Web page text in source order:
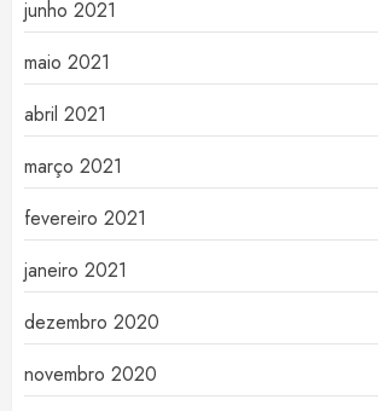
junho 2021
maio 2021
abril 2021
março 2021
fevereiro 2021
janeiro 2021
dezembro 2020
novembro 2020